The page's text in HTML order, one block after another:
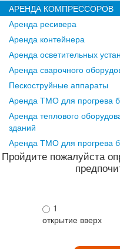
АРЕНДА КОМПРЕССОРОВ
Аренда ресивера
Аренда контейнера
Аренда осветительных
Аренда сварочного
Пескоструйные аппараты
Аренда ТМО для прогрева
Аренда теплового
зданий
Аренда ТМО для прогрева
Пройдите пожалуйста
1
открытие вверх